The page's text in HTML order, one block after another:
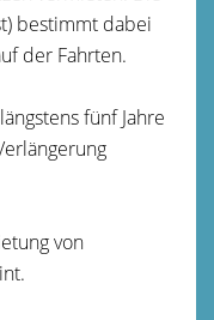
bestimmt dabei
der Fahrten.
fünf Jahre
von